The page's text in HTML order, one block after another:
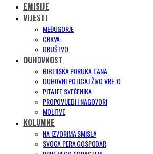
EMISIJE
VIJESTI
MEĐUGORJE
CRKVA
DRUŠTVO
DUHOVNOST
BIBLIJSKA PORUKA DANA
DUHOVNI POTICAJ ŽIVO VRELO
PITAJTE SVEĆENIKA
PROPOVIJEDI I NAGOVORI
MOLITVE
KOLUMNE
NA IZVORIMA SMISLA
SVOGA PERA GOSPODAR